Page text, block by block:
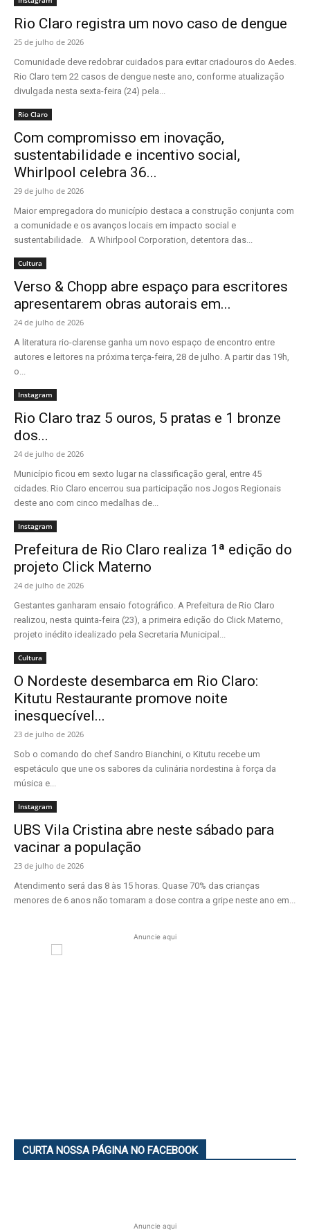
Rio Claro registra um novo caso de dengue
25 de julho de 2026
Comunidade deve redobrar cuidados para evitar criadouros do Aedes.
Rio Claro tem 22 casos de dengue neste ano, conforme atualização
divulgada nesta sexta-feira (24) pela...
Rio Claro
Com compromisso em inovação,
sustentabilidade e incentivo social,
Whirlpool celebra 36...
29 de julho de 2026
Maior empregadora do município destaca a construção conjunta com
a comunidade e os avanços locais em impacto social e
sustentabilidade. A Whirlpool Corporation, detentora das...
Cultura
Verso & Chopp abre espaço para escritores
apresentarem obras autorais em...
24 de julho de 2026
A literatura rio-clarense ganha um novo espaço de encontro entre
autores e leitores na próxima terça-feira, 28 de julho. A partir das 19h,
o...
Instagram
Rio Claro traz 5 ouros, 5 pratas e 1 bronze
dos...
24 de julho de 2026
Município ficou em sexto lugar na classificação geral, entre 45
cidades. Rio Claro encerrou sua participação nos Jogos Regionais
deste ano com cinco medalhas de...
Instagram
Prefeitura de Rio Claro realiza 1ª edição do
projeto Click Materno
24 de julho de 2026
Gestantes ganharam ensaio fotográfico. A Prefeitura de Rio Claro
realizou, nesta quinta-feira (23), a primeira edição do Click Materno,
projeto inédito idealizado pela Secretaria Municipal...
Cultura
O Nordeste desembarca em Rio Claro:
Kitutu Restaurante promove noite
inesquecível...
23 de julho de 2026
Sob o comando do chef Sandro Bianchini, o Kitutu recebe um
espetáculo que une os sabores da culinária nordestina à força da
música e...
Instagram
UBS Vila Cristina abre neste sábado para
vacinar a população
23 de julho de 2026
Atendimento será das 8 às 15 horas. Quase 70% das crianças
menores de 6 anos não tomaram a dose contra a gripe neste ano em...
Anuncie aqui
CURTA NOSSA PÁGINA NO FACEBOOK
Anuncie aqui